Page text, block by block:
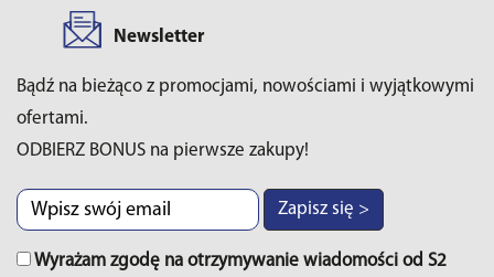
Newsletter
Bądź na bieżąco z promocjami, nowościami i wyjątkowymi
ofertami.
ODBIERZ BONUS na pierwsze zakupy!
Zapisz się >
Wyrażam zgodę na otrzymywanie wiadomości od S2